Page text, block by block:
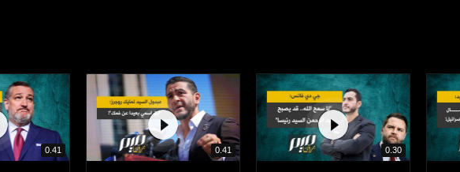
0.30
0.41
0.41